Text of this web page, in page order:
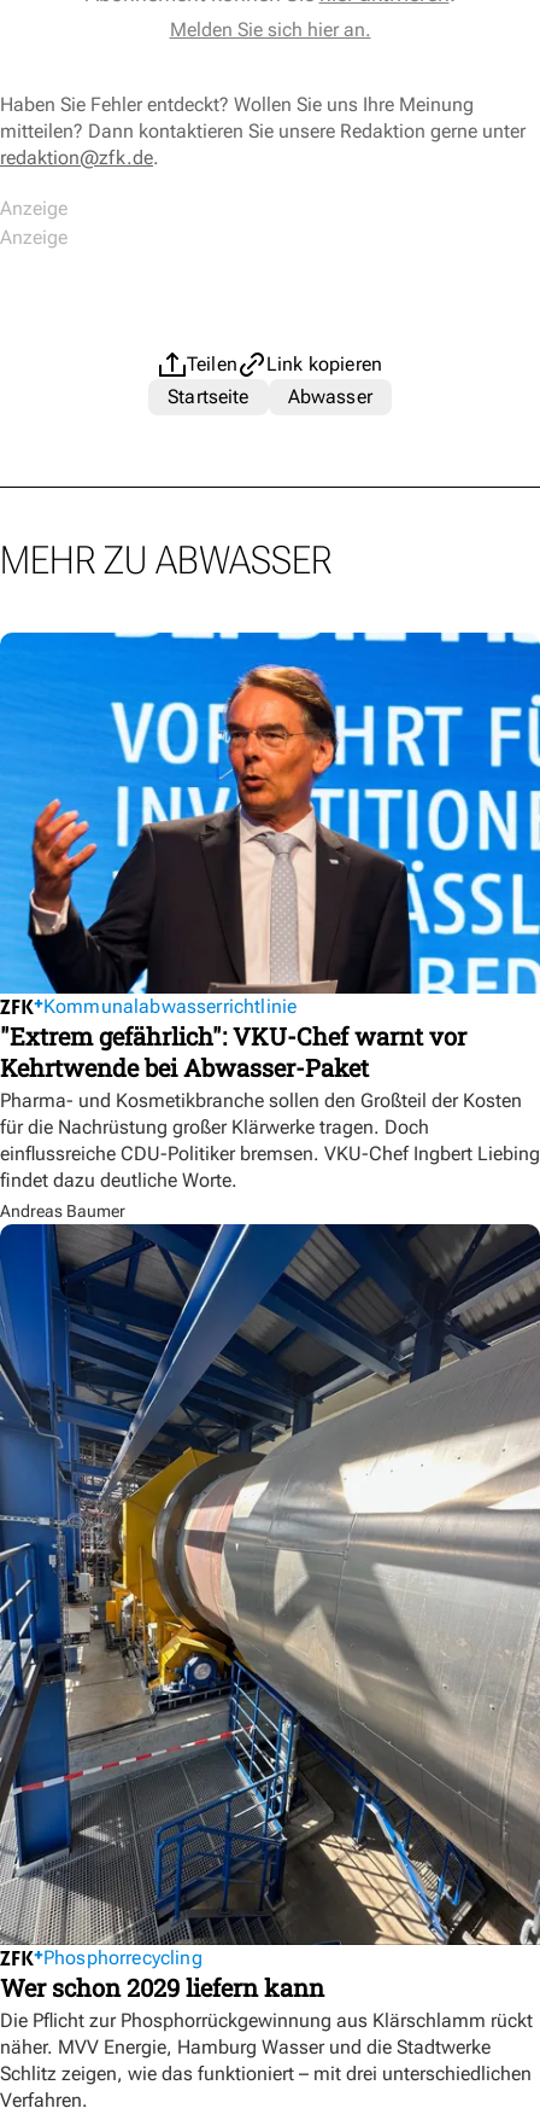
Melden Sie sich hier an.
Haben Sie Fehler entdeckt? Wollen Sie uns Ihre Meinung
mitteilen? Dann kontaktieren Sie unsere Redaktion gerne unter
redaktion@zfk.de.
Teilen
Link kopieren
Startseite
Abwasser
MEHR ZU ABWASSER
Kommunalabwasserrichtlinie
"Extrem gefährlich": VKU-Chef warnt vor
Kehrtwende bei Abwasser-Paket
Pharma- und Kosmetikbranche sollen den Großteil der Kosten
für die Nachrüstung großer Klärwerke tragen. Doch
einflussreiche CDU-Politiker bremsen. VKU-Chef Ingbert Liebing
findet dazu deutliche Worte.
Andreas Baumer
Phosphorrecycling
Wer schon 2029 liefern kann
Die Pflicht zur Phosphorrückgewinnung aus Klärschlamm rückt
näher. MVV Energie, Hamburg Wasser und die Stadtwerke
Schlitz zeigen, wie das funktioniert – mit drei unterschiedlichen
Verfahren.